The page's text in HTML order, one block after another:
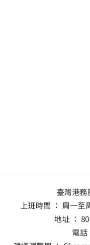
臺灣港
上班時間 ： 周一至
地址 ：
電話